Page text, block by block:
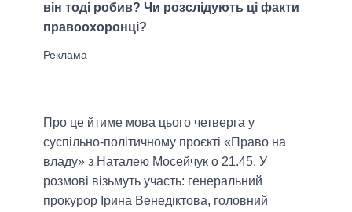
він тоді робив? Чи розслідують ці факти
правоохоронці?
Про це йтиме мова цього четверга у
суспільно-політичному проєкті «Право на
владу» з Наталею Мосейчук о 21.45. У
розмові візьмуть участь: генеральний
прокурор Ірина Венедіктова, головний